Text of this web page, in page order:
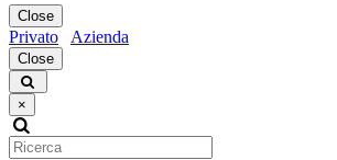
Close
Privato Azienda
Close
×